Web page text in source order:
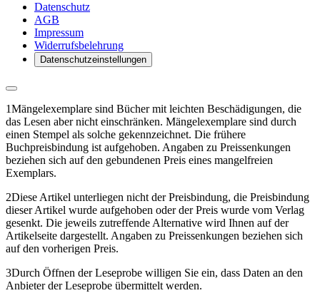
Datenschutz
AGB
Impressum
Widerrufsbelehrung
Datenschutzeinstellungen
1Mängelexemplare sind Bücher mit leichten Beschädigungen, die
das Lesen aber nicht einschränken. Mängelexemplare sind durch
einen Stempel als solche gekennzeichnet. Die frühere
Buchpreisbindung ist aufgehoben. Angaben zu Preissenkungen
beziehen sich auf den gebundenen Preis eines mangelfreien
Exemplars.
2Diese Artikel unterliegen nicht der Preisbindung, die Preisbindung
dieser Artikel wurde aufgehoben oder der Preis wurde vom Verlag
gesenkt. Die jeweils zutreffende Alternative wird Ihnen auf der
Artikelseite dargestellt. Angaben zu Preissenkungen beziehen sich
auf den vorherigen Preis.
3Durch Öffnen der Leseprobe willigen Sie ein, dass Daten an den
Anbieter der Leseprobe übermittelt werden.